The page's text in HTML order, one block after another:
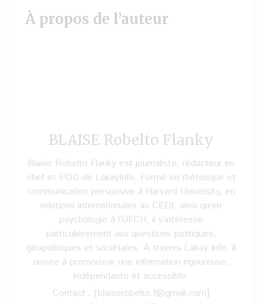
À propos de l’auteur
BLAISE Robelto Flanky
Blaise Robelto Flanky est journaliste, rédacteur en
chef et PDG de LakayInfo. Formé en rhétorique et
communication persuasive à Harvard University, en
relations internationales au CEDI, ainsi qu’en
psychologie à l’UFCH, il s’intéresse
particulièrement aux questions politiques,
géopolitiques et sociétales. À travers Lakay Info, il
œuvre à promouvoir une information rigoureuse,
indépendante et accessible.
Contact : [blaiserobelto.f@gmail.com]